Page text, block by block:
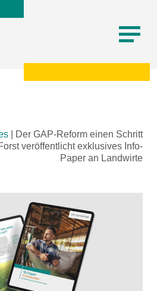
Der GAP-Reform einen Schritt
veröffentlicht exklusives Info-
Paper an Landwirte